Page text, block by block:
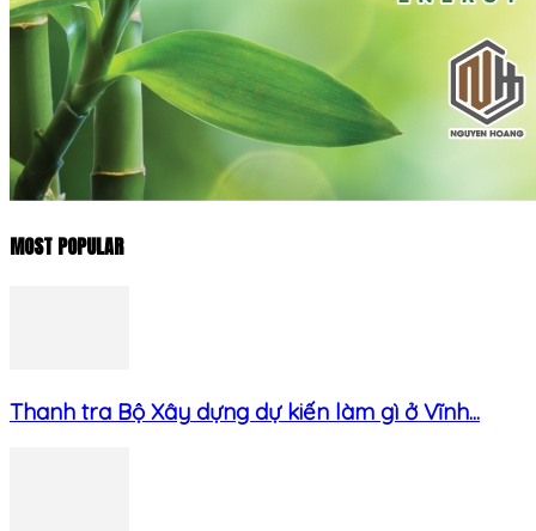
MOST POPULAR
Thanh tra Bộ Xây dựng dự kiến làm gì ở Vĩnh...